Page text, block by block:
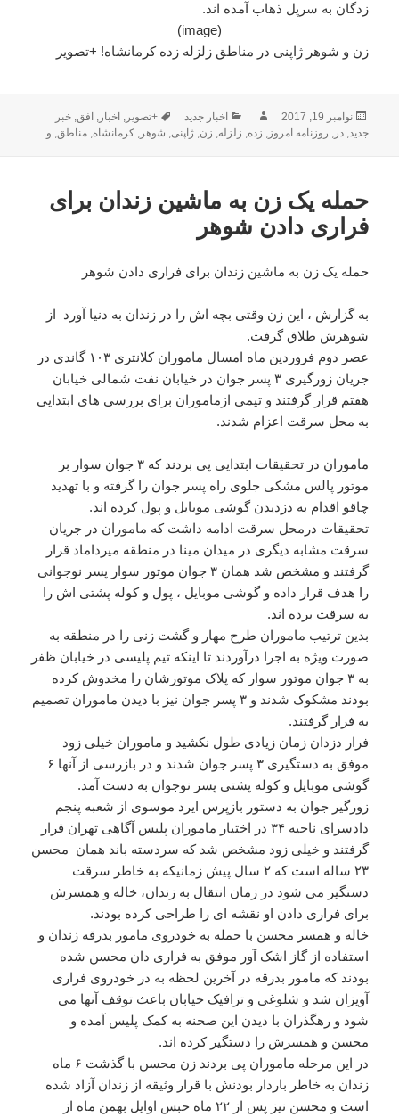
زدگان به سرپل ذهاب آمده اند.
(image)
زن و شوهر ژاپنی در مناطق زلزله زده کرمانشاه! +تصویر
ارسال
شده
نوامبر 19, 2017 نویسندهدسته‌ها
اخبار جدید برچسب‌ها
+تصویر, اخبار, افق,خبر
جدید,در, روزنامه امروز, زده, زلزله, زن,ژاپنی, شوهر,کرمانشاه,مناطق, و
حمله یک زن به ماشین زندان برای
فراری دادن شوهر
حمله یک زن به ماشین زندان برای فراری دادن شوهر
به گزارش ، این زن وقتی بچه اش را در زندان به دنیا آورد از
شوهرش طلاق گرفت.
عصر دوم فروردین ماه امسال ماموران کلانتری ۱۰۳ گاندی در
جریان زورگیری ۳ پسر جوان در خیابان نفت شمالی خیابان
هفتم قرار گرفتند و تیمی ازماموران برای بررسی های ابتدایی
به محل سرقت اعزام شدند.
ماموران در تحقیقات ابتدایی پی بردند که ۳ جوان سوار بر
موتور پالس مشکی جلوی راه پسر جوان را گرفته و با تهدید
چاقو اقدام به دزدیدن گوشی موبایل و پول کرده اند.
تحقیقات درمحل سرقت ادامه داشت که ماموران در جریان
سرقت مشابه دیگری در میدان مینا در منطقه میرداماد قرار
گرفتند و مشخص شد همان ۳ جوان موتور سوار پسر نوجوانی
را هدف قرار داده و گوشی موبایل ، پول و کوله پشتی اش را
به سرقت برده اند.
بدین ترتیب ماموران طرح مهار و گشت زنی را در منطقه به
صورت ویژه به اجرا درآوردند تا اینکه تیم پلیسی در خیابان ظفر
به ۳ جوان موتور سوار که پلاک موتورشان را مخدوش کرده
بودند مشکوک شدند و ۳ پسر جوان نیز با دیدن ماموران تصمیم
به فرار گرفتند.
فرار دزدان زمان زیادی طول نکشید و ماموران خیلی زود
موفق به دستگیری ۳ پسر جوان شدند و در بازرسی از آنها ۶
گوشی موبایل و کوله پشتی پسر نوجوان به دست آمد.
زورگیر جوان به دستور بازپرس ایرد موسوی از شعبه پنجم
دادسرای ناحیه ۳۴ در اختیار ماموران پلیس آگاهی تهران قرار
گرفتند و خیلی زود مشخص شد که سردسته باند همان محسن
۲۳ ساله است که ۲ سال پیش زمانیکه به خاطر سرقت
دستگیر می شود در زمان انتقال به زندان، خاله و همسرش
برای فراری دادن او نقشه ای را طراحی کرده بودند.
خاله و همسر محسن با حمله به خودروی مامور بدرقه زندان و
استفاده از گاز اشک آور موفق به فراری دان محسن شده
بودند که مامور بدرقه در آخرین لحظه به در خودروی فراری
آویزان شد و شلوغی و ترافیک خیابان باعث توقف آنها می
شود و رهگذران با دیدن این صحنه به کمک پلیس آمده و
محسن و همسرش را دستگیر کرده اند.
در این مرحله ماموران پی بردند زن محسن با گذشت ۶ ماه
زندان به خاطر باردار بودنش با قرار وثیقه از زندان آزاد شده
است و محسن نیز پس از ۲۲ ماه حبس اوایل بهمن ماه از